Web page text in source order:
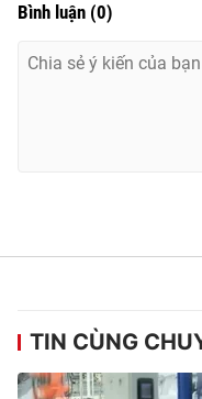
Bình luận (0)
TIN CÙNG